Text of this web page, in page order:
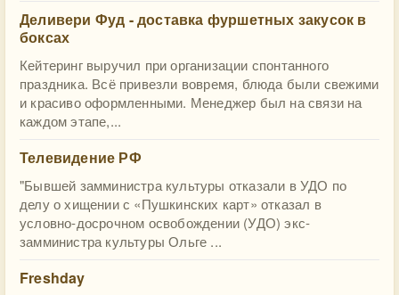
Деливери Фуд - доставка фуршетных закусок в
боксах
Кейтеринг выручил при организации спонтанного
праздника. Всё привезли вовремя, блюда были свежими
и красиво оформленными. Менеджер был на связи на
каждом этапе,...
Телевидение РФ
"Бывшей замминистра культуры отказали в УДО по
делу о хищении с «Пушкинских карт» отказал в
условно-досрочном освобождении (УДО) экс-
замминистра культуры Ольге ...
Freshday